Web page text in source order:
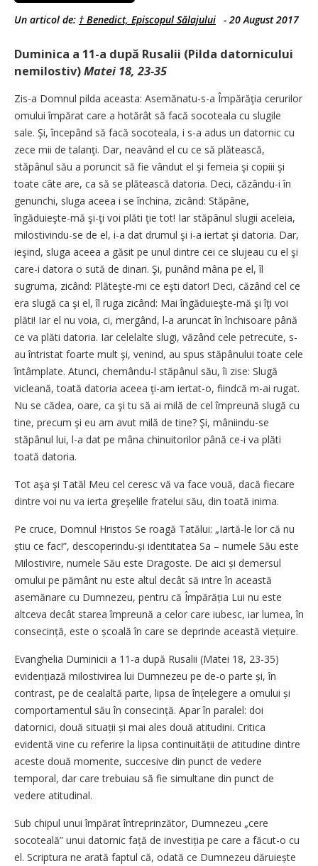
Un articol de: † Benedict, Episcopul Sălajului - 20 August 2017
Duminica a 11-a după Rusalii (Pilda datornicului
nemilostiv)Matei 18, 23-35
Zis-a Domnul pilda aceasta: Asemănatu-s-a Împărăţia cerurilor
omului împărat care a hotărât să facă socoteala cu slugile
sale. Şi, începând să facă socoteala, i s-a adus un datornic cu
zece mii de talanţi. Dar, neavând el cu ce să plătească,
stăpânul său a poruncit să fie vândut el şi femeia şi copiii şi
toate câte are, ca să se plătească datoria. Deci, căzându-i în
genunchi, sluga aceea i se închina, zicând: Stăpâne,
îngăduieşte-mă şi-ţi voi plăti ţie tot! Iar stăpânul slugii aceleia,
milostivindu-se de el, i-a dat drumul şi i-a iertat şi datoria. Dar,
ieşind, sluga aceea a găsit pe unul dintre cei ce slujeau cu el şi
care-i datora o sută de dinari. Şi, punând mâna pe el, îl
sugruma, zicând: Plăteşte-mi ce eşti dator! Deci, căzând cel ce
era slugă ca şi el, îl ruga zicând: Mai îngăduieşte-mă şi îţi voi
plăti! Iar el nu voia, ci, mergând, l-a aruncat în închisoare până
ce va plăti datoria. Iar celelalte slugi, văzând cele petrecute, s-
au întristat foarte mult şi, venind, au spus stăpânului toate cele
întâmplate. Atunci, chemându-l stăpânul său, îi zise: Slugă
vicleană, toată datoria aceea ţi-am iertat-o, fiindcă m-ai rugat.
Nu se cădea, oare, ca şi tu să ai milă de cel împreună slugă cu
tine, precum şi eu am avut milă de tine? Şi, mâniindu-se
stăpânul lui, l-a dat pe mâna chinuitorilor până ce-i va plăti
toată datoria.
Tot aşa şi Tatăl Meu cel ceresc vă va face vouă, dacă fiecare
dintre voi nu va ierta greşelile fratelui său, din toată inima.
Pe cruce, Domnul Hristos Se roagă Tatălui: „Iartă-le lor că nu
știu ce fac!”, descoperindu-și identitatea Sa – numele Său este
Milostivire, numele Său este Dragoste. De aici și demersul
omului pe pământ nu este altul decât să intre în această
asemănare cu Dumnezeu, pentru că Împărăția Lui nu este
altceva decât starea împreună a celor care iubesc, iar lumea, în
consecință, este o școală în care se deprinde această viețuire.
Evanghelia Duminicii a 11-a după Rusalii (Matei 18, 23-35)
evidențiază milostivirea lui Dumnezeu pe de-o parte și, în
contrast, pe de cealaltă parte, lipsa de înțelegere a omului și
comportamentul său în consecință. Apar în paralel: doi
datornici, două situații și mai ales două atitudini. Critica
evidentă vine cu referire la lipsa continuității de atitudine dintre
aceste două momente, succesive din punct de vedere
temporal, dar care trebuiau să fie simultane din punct de
vedere atitudinal.
Sub chipul unui împărat întreprinzător, Dumnezeu „cere
socoteală” unui datornic față de investiția pe care a făcut-o cu
el. Scriptura ne arată faptul că, odată ce Dumnezeu dăruiește